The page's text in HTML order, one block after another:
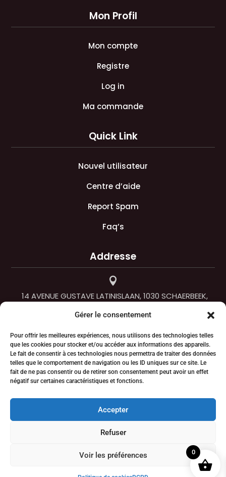
Gérer le consentement
Pour offrir les meilleures expériences, nous utilisons des technologies telles
que les cookies pour stocker et/ou accéder aux informations des appareils.
Le fait de consentir à ces technologies nous permettra de traiter des données
telles que le comportement de navigation ou les ID uniques sur ce site. Le
fait de ne pas consentir ou de retirer son consentement peut avoir un effet
négatif sur certaines caractéristiques et fonctions.
Accepter
Refuser
Voir les préférences
Mon Profil
Mon compte
Registre
Log in
Ma commande
Quick Link
Nouvel utilisateur
Centre d’aide
Report Spam
Faq’s
Addresse

14 AVENUE GUSTAVE LATINISLAAN, 1030 SCHAERBEEK,

+32 22 42 02 69

© 2024, HARUZAME. All Rights Reserved.
Privacy Policy
0